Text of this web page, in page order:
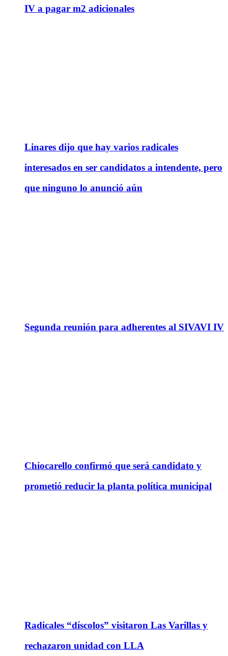
IV a pagar m2 adicionales
Linares dijo que hay varios radicales
interesados en ser candidatos a intendente, pero
que ninguno lo anunció aún
Segunda reunión para adherentes al SIVAVI IV
Chiocarello confirmó que será candidato y
prometió reducir la planta política municipal
Radicales “díscolos” visitaron Las Varillas y
rechazaron unidad con LLA